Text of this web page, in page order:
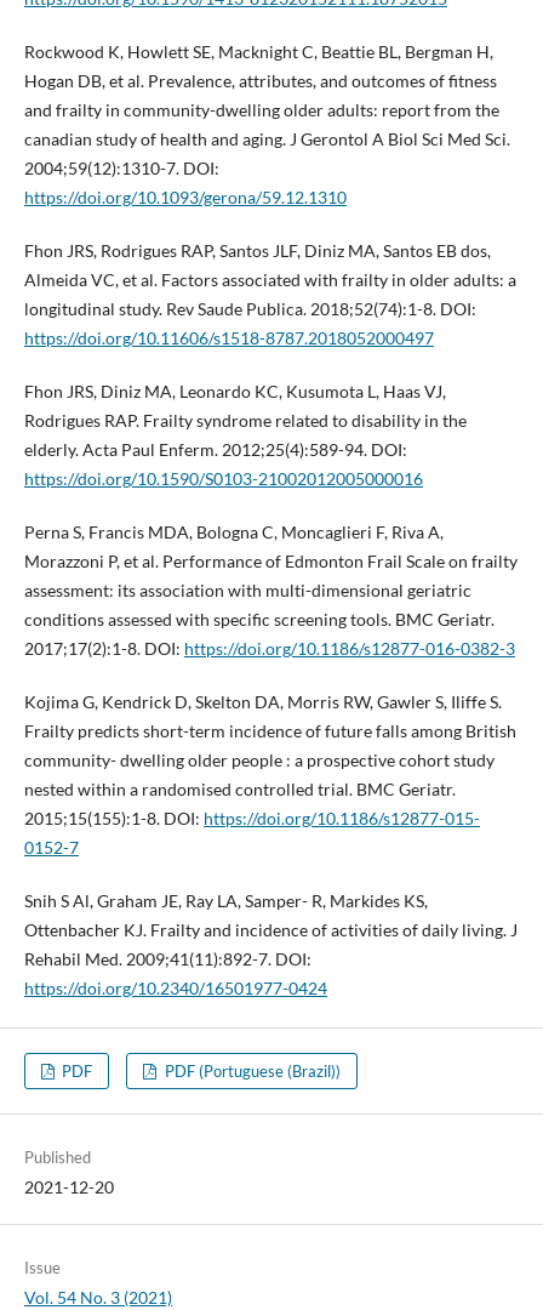
Rockwood K, Howlett SE, Macknight C, Beattie BL, Bergman H,
Hogan DB, et al. Prevalence, attributes, and outcomes of fitness
and frailty in community-dwelling older adults: report from the
canadian study of health and aging. J Gerontol A Biol Sci Med Sci.
2004;59(12):1310-7. DOI:
https://doi.org/10.1093/gerona/59.12.1310
Fhon JRS, Rodrigues RAP, Santos JLF, Diniz MA, Santos EB dos,
Almeida VC, et al. Factors associated with frailty in older adults: a
longitudinal study. Rev Saude Publica. 2018;52(74):1-8. DOI:
https://doi.org/10.11606/s1518-8787.2018052000497
Fhon JRS, Diniz MA, Leonardo KC, Kusumota L, Haas VJ,
Rodrigues RAP. Frailty syndrome related to disability in the
elderly. Acta Paul Enferm. 2012;25(4):589-94. DOI:
https://doi.org/10.1590/S0103-21002012005000016
Perna S, Francis MDA, Bologna C, Moncaglieri F, Riva A,
Morazzoni P, et al. Performance of Edmonton Frail Scale on frailty
assessment: its association with multi-dimensional geriatric
conditions assessed with specific screening tools. BMC Geriatr.
2017;17(2):1-8. DOI: https://doi.org/10.1186/s12877-016-0382-3
Kojima G, Kendrick D, Skelton DA, Morris RW, Gawler S, Iliffe S.
Frailty predicts short-term incidence of future falls among British
community- dwelling older people : a prospective cohort study
nested within a randomised controlled trial. BMC Geriatr.
2015;15(155):1-8. DOI: https://doi.org/10.1186/s12877-015-
0152-7
Snih S Al, Graham JE, Ray LA, Samper- R, Markides KS,
Ottenbacher KJ. Frailty and incidence of activities of daily living. J
Rehabil Med. 2009;41(11):892-7. DOI:
https://doi.org/10.2340/16501977-0424
PDF PDF (Portuguese (Brazil))
Published
2021-12-20
Issue
Vol. 54 No. 3 (2021)